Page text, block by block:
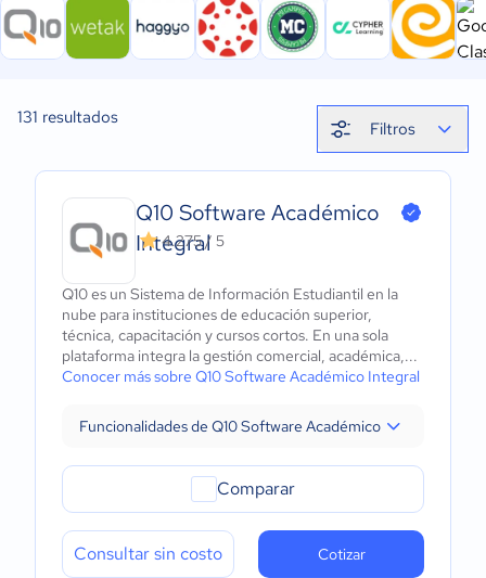
131 resultados
Filtros
Q10 Software Académico
Integral
4.275 / 5
Q10 es un Sistema de Información Estudiantil en la
nube para instituciones de educación superior,
técnica, capacitación y cursos cortos. En una sola
plataforma integra la gestión comercial, académica,...
Conocer más sobre Q10 Software Académico Integral
Funcionalidades de Q10 Software Académico Integral
Comparar
Consultar sin costo Cotizar